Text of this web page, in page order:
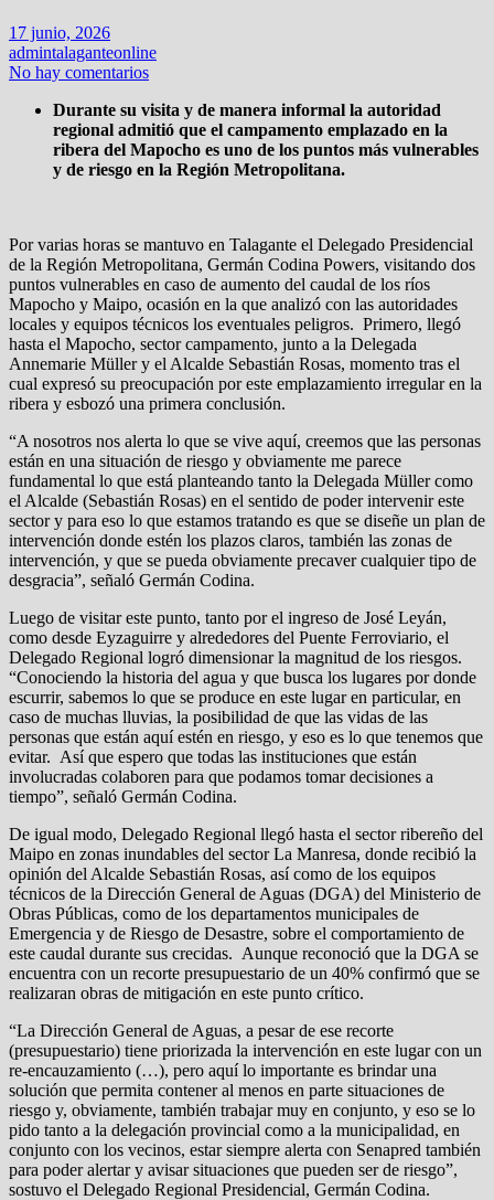
17 junio, 2026
admintalaganteonline
No hay comentarios
Durante su visita y de manera informal la autoridad
regional admitió que el campamento emplazado en la
ribera del Mapocho es uno de los puntos más vulnerables
y de riesgo en la Región Metropolitana.
Por varias horas se mantuvo en Talagante el Delegado Presidencial
de la Región Metropolitana, Germán Codina Powers, visitando dos
puntos vulnerables en caso de aumento del caudal de los ríos
Mapocho y Maipo, ocasión en la que analizó con las autoridades
locales y equipos técnicos los eventuales peligros. Primero, llegó
hasta el Mapocho, sector campamento, junto a la Delegada
Annemarie Müller y el Alcalde Sebastián Rosas, momento tras el
cual expresó su preocupación por este emplazamiento irregular en la
ribera y esbozó una primera conclusión.
“A nosotros nos alerta lo que se vive aquí, creemos que las personas
están en una situación de riesgo y obviamente me parece
fundamental lo que está planteando tanto la Delegada Müller como
el Alcalde (Sebastián Rosas) en el sentido de poder intervenir este
sector y para eso lo que estamos tratando es que se diseñe un plan de
intervención donde estén los plazos claros, también las zonas de
intervención, y que se pueda obviamente precaver cualquier tipo de
desgracia”, señaló Germán Codina.
Luego de visitar este punto, tanto por el ingreso de José Leyán,
como desde Eyzaguirre y alrededores del Puente Ferroviario, el
Delegado Regional logró dimensionar la magnitud de los riesgos.
“Conociendo la historia del agua y que busca los lugares por donde
escurrir, sabemos lo que se produce en este lugar en particular, en
caso de muchas lluvias, la posibilidad de que las vidas de las
personas que están aquí estén en riesgo, y eso es lo que tenemos que
evitar. Así que espero que todas las instituciones que están
involucradas colaboren para que podamos tomar decisiones a
tiempo”, señaló Germán Codina.
De igual modo, Delegado Regional llegó hasta el sector ribereño del
Maipo en zonas inundables del sector La Manresa, donde recibió la
opinión del Alcalde Sebastián Rosas, así como de los equipos
técnicos de la Dirección General de Aguas (DGA) del Ministerio de
Obras Públicas, como de los departamentos municipales de
Emergencia y de Riesgo de Desastre, sobre el comportamiento de
este caudal durante sus crecidas. Aunque reconoció que la DGA se
encuentra con un recorte presupuestario de un 40% confirmó que se
realizaran obras de mitigación en este punto crítico.
“La Dirección General de Aguas, a pesar de ese recorte
(presupuestario) tiene priorizada la intervención en este lugar con un
re-encauzamiento (…), pero aquí lo importante es brindar una
solución que permita contener al menos en parte situaciones de
riesgo y, obviamente, también trabajar muy en conjunto, y eso se lo
pido tanto a la delegación provincial como a la municipalidad, en
conjunto con los vecinos, estar siempre alerta con Senapred también
para poder alertar y avisar situaciones que pueden ser de riesgo”,
sostuvo el Delegado Regional Presidencial, Germán Codina.